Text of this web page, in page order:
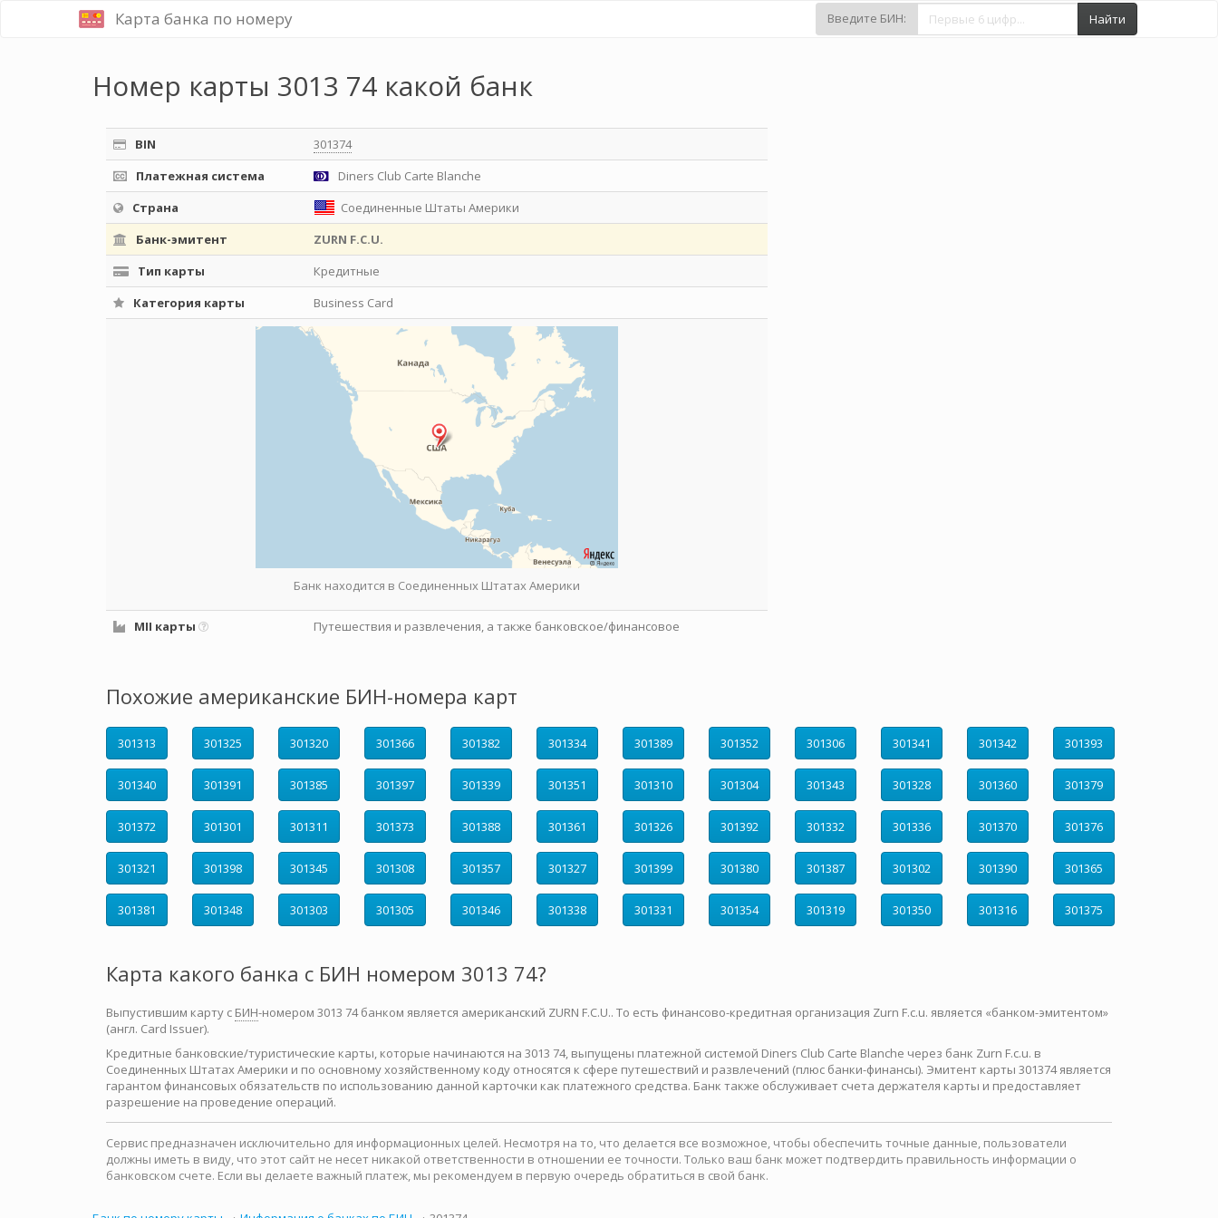
Карта банка по номеру Введите БИН: Найти
Номер карты 3013 74 какой банк
BIN
301374
Платежная система
Diners Club Carte Blanche
Страна
Соединенные Штаты Америки
Банк-эмитент
ZURN F.C.U.
Тип карты
Кредитные
Категория карты
Business Card
Банк находится в Соединенных Штатах Америки
MII карты Путешествия и развлечения, а также банковское/финансовое
Похожие американские БИН-номера карт
301313 301325 301320 301366 301382 301334 301389 301352 301306 301341 301342 301393
301340 301391 301385 301397 301339 301351 301310 301304 301343 301328 301360 301379
301372 301301 301311 301373 301388 301361 301326 301392 301332 301336 301370 301376
301321 301398 301345 301308 301357 301327 301399 301380 301387 301302 301390 301365
301381 301348 301303 301305 301346 301338 301331 301354 301319 301350 301316 301375
Карта какого банка с БИН номером 3013 74?
Выпустившим карту с БИН-номером 3013 74 банком является американский ZURN F.C.U.. То есть финансово-кредитная организация Zurn F.c.u. является «банком-эмитентом»
(англ. Card Issuer).
Кредитные банковские/туристические карты, которые начинаются на 3013 74, выпущены платежной системой Diners Club Carte Blanche через банк Zurn F.c.u. в
Соединенных Штатах Америки и по основному хозяйственному коду относятся к сфере путешествий и развлечений (плюс банки-финансы). Эмитент карты 301374 является
гарантом финансовых обязательств по использованию данной карточки как платежного средства. Банк также обслуживает счета держателя карты и предоставляет
разрешение на проведение операций.
Сервис предназначен исключительно для информационных целей. Несмотря на то, что делается все возможное, чтобы обеспечить точные данные, пользователи
должны иметь в виду, что этот сайт не несет никакой ответственности в отношении ее точности. Только ваш банк может подтвердить правильность информации о
банковском счете. Если вы делаете важный платеж, мы рекомендуем в первую очередь обратиться в свой банк.